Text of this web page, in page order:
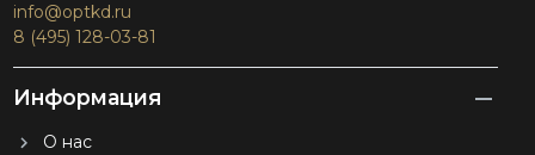
info@optkd.ru
8 (495) 128-03-81
Информация
О нас